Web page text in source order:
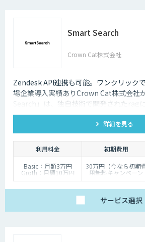
Smart Search
Crown Cat株式会社
Zendesk API連携も可能。ワンクリック
場企業導入実績ありCrown Cat株式会社
Search」は、独自技術で開発されたrag
精度を誇るAIチャットボットです。また
理画面から簡単にご自身でチューニング
高精度な特徴があります。
詳細を見る
利用料金 初期費用
Basic：月額3万円
Groth：月額10万円
Enterprise：月額20万
30万円（今なら初期
用無料キャンペーン
中）
サービス選択